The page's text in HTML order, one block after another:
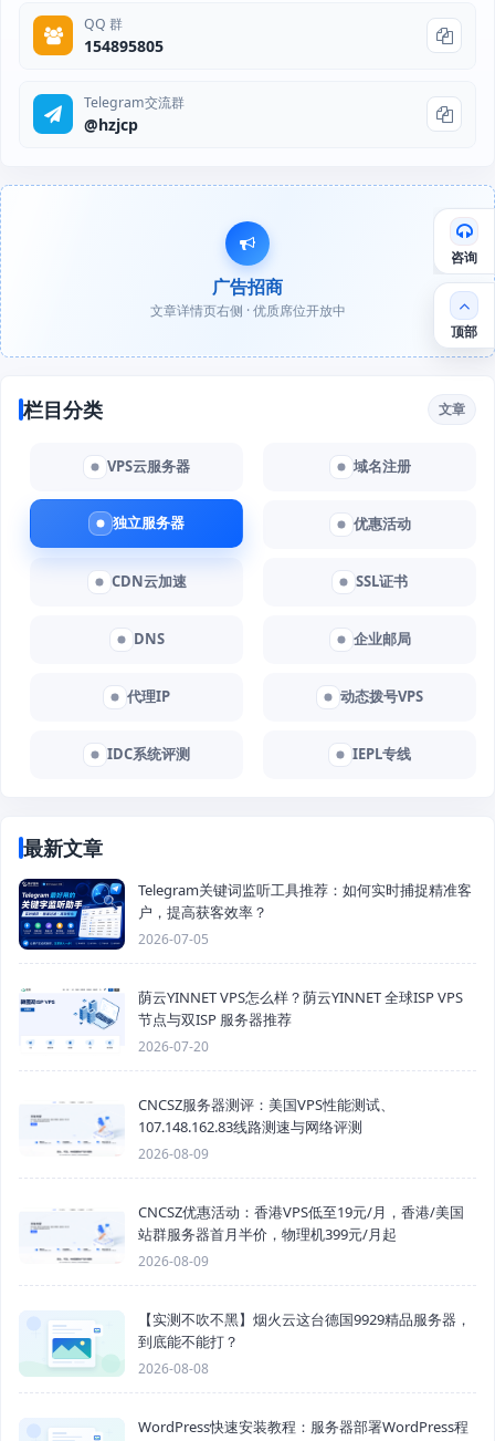
QQ 群
154895805
Telegram交流群
@hzjcp
广告招商
文章详情页右侧 · 优质席位开放中
栏目分类 文章
VPS云服务器 域名注册
独立服务器 优惠活动
CDN云加速 SSL证书
DNS 企业邮局
代理IP 动态拨号VPS
IDC系统评测 IEPL专线
最新文章
Telegram关键词监听工具推荐：如何实时捕捉精准客
户，提高获客效率？
2026-07-05
荫云YINNET VPS怎么样？荫云YINNET 全球ISP VPS
节点与双ISP 服务器推荐
2026-07-20
CNCSZ服务器测评：美国VPS性能测试、
107.148.162.83线路测速与网络评测
2026-08-09
CNCSZ优惠活动：香港VPS低至19元/月，香港/美国
站群服务器首月半价，物理机399元/月起
2026-08-09
【实测不吹不黑】烟火云这台德国9929精品服务器，
到底能不能打？
2026-08-08
WordPress快速安装教程：服务器部署WordPress程
咨询
顶部